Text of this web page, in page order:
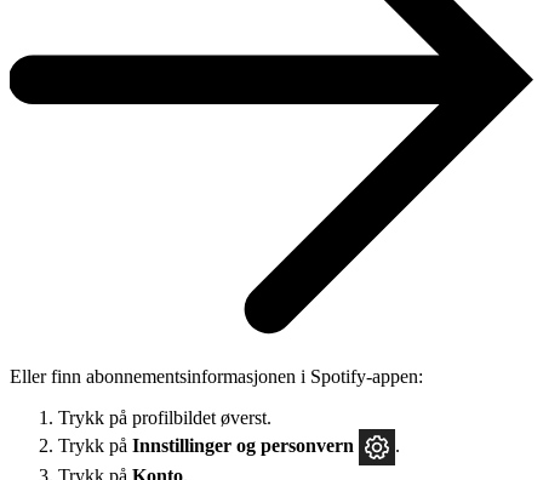
Eller finn abonnementsinformasjonen i Spotify-appen:
Trykk på profilbildet øverst.
Trykk på Innstillinger og personvern
.